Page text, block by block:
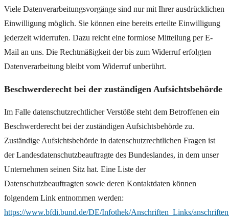
Viele Datenverarbeitungsvorgänge sind nur mit Ihrer ausdrücklichen
Einwilligung möglich. Sie können eine bereits erteilte Einwilligung
jederzeit widerrufen. Dazu reicht eine formlose Mitteilung per E-
Mail an uns. Die Rechtmäßigkeit der bis zum Widerruf erfolgten
Datenverarbeitung bleibt vom Widerruf unberührt.
Beschwerderecht bei der zuständigen Aufsichtsbehörde
Im Falle datenschutzrechtlicher Verstöße steht dem Betroffenen ein
Beschwerderecht bei der zuständigen Aufsichtsbehörde zu.
Zuständige Aufsichtsbehörde in datenschutzrechtlichen Fragen ist
der Landesdatenschutzbeauftragte des Bundeslandes, in dem unser
Unternehmen seinen Sitz hat. Eine Liste der
Datenschutzbeauftragten sowie deren Kontaktdaten können
folgendem Link entnommen werden:
https://www.bfdi.bund.de/DE/Infothek/Anschriften_Links/